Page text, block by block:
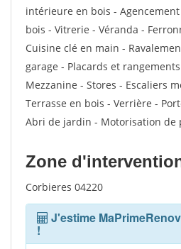
intérieure en bois -
bois - Vitrerie - Véranda -
Cuisine clé en main -
garage - Placards et
Mezzanine - Stores - Escaliers
Terrasse en bois - Verrière -
Abri de jardin - Motorisation de
Zone
Corbieres 04220